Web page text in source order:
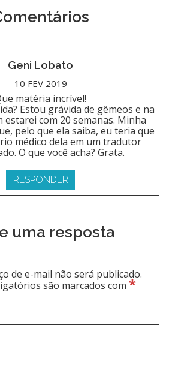
Geni Lobato
10 FEV 2019
matéria incrível!
Estou grávida de gêmeos e na
estarei com 20 semanas. Minha
pelo que ela saiba, eu teria que
médico dela em um tradutor
O que você acha? Grata.
RESPONDER
uma resposta
de e-mail não será publicado.
são marcados com*